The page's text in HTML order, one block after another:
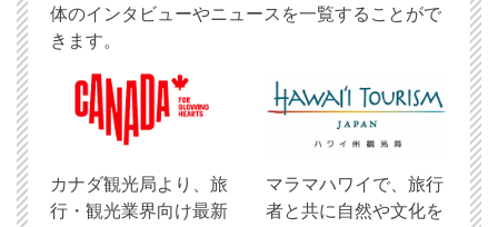
体のインタビューやニュースを一覧することがで
きます。
​カナダ観光局より、旅
行・観光業界向け最新
マラマハワイで、旅行
者と共に自然や文化を